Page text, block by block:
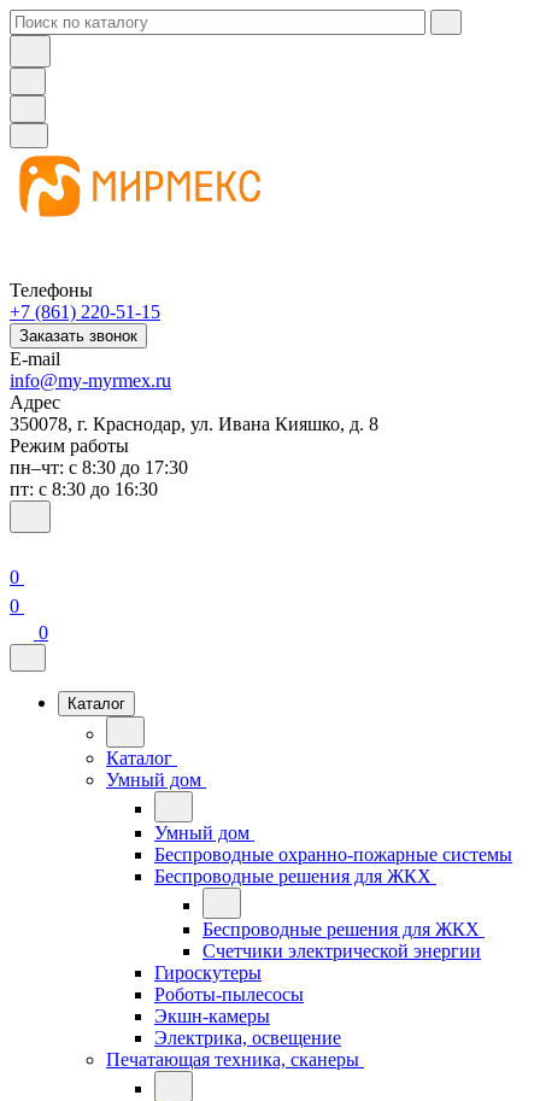
Телефоны
+7 (861) 220-51-15
Заказать звонок
E-mail
info@my-myrmex.ru
Адрес
350078, г. Краснодар, ул. Ивана Кияшко, д. 8
Режим работы
пн–чт: с 8:30 до 17:30
пт: с 8:30 до 16:30
0
0
0
Каталог
Каталог
Умный дом
Умный дом
Беспроводные охранно-пожарные системы
Беспроводные решения для ЖКХ
Беспроводные решения для ЖКХ
Счетчики электрической энергии
Гироскутеры
Роботы-пылесосы
Экшн-камеры
Электрика, освещение
Печатающая техника, сканеры